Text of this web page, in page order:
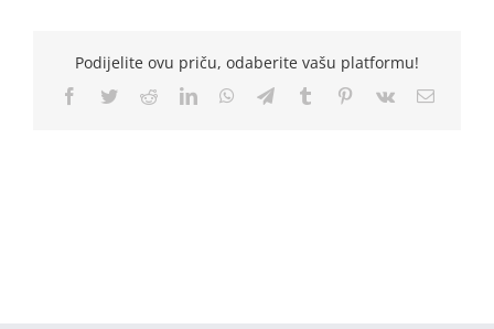
Podijelite ovu priču, odaberite vašu platformu!
Facebook
TwitterRedditLinkedInWhatsApp
TelegramTumblr Pinterest
Vk Email